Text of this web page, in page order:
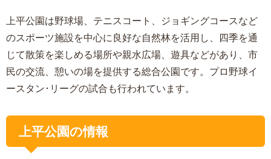
上平公園は野球場、テニスコート、ジョギングコースなど
のスポーツ施設を中心に良好な自然林を活用し、四季を通
じて散策を楽しめる場所や親水広場、遊具などがあり、市
民の交流、憩いの場を提供する総合公園です。プロ野球イ
ースタン･リーグの試合も行われています。
上平公園の情報